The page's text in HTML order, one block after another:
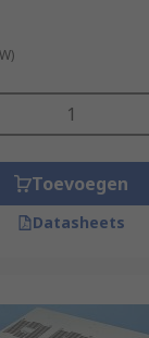
Toevoegen
Datasheets